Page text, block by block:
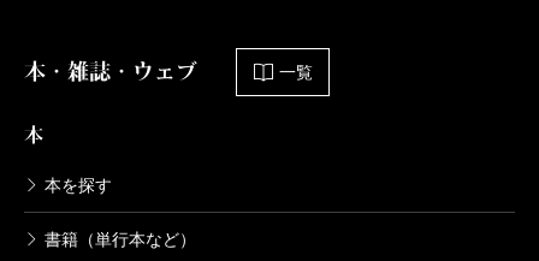
本・雑誌・ウェブ 一覧
本
本を探す
書籍（単行本など）